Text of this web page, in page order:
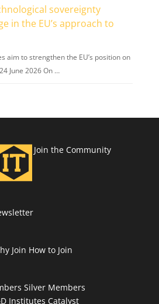
sovereignty
in the EU’s approach to
aim to strengthen the EU’s position on
June 2026 On …
Join the Community
Join How to Join
Silver Members
Institutes Catalyst